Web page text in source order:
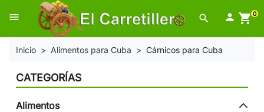
search
menu  shopping_cart0
Inicio Alimentos para Cuba Cárnicos para Cuba
CATEGORÍAS
Alimentos